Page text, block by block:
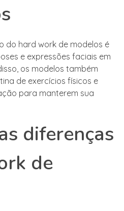
do hard work de modelos é
e expressões faciais em
os modelos também
de exercícios físicos e
para manterem sua
diferenças
de